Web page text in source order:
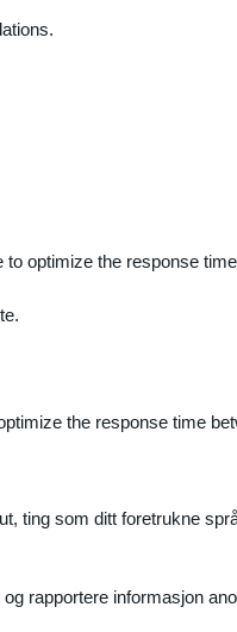
optimize the response
the response time
ting som ditt foretrukne
rapportere informasjon